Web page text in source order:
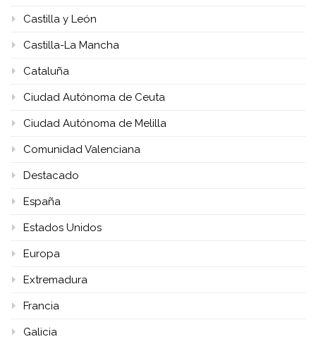
Castilla y León
Castilla-La Mancha
Cataluña
Ciudad Autónoma de Ceuta
Ciudad Autónoma de Melilla
Comunidad Valenciana
Destacado
España
Estados Unidos
Europa
Extremadura
Francia
Galicia